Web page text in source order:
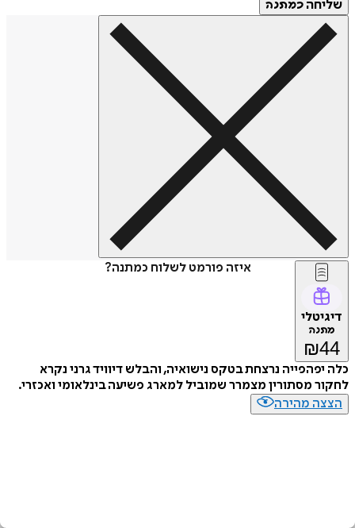
שליחה כמתנה
איזה פורמט לשלוח כמתנה?
דיגיטלי
מתנה
₪44
כלה יפהפייה נרצחת בטקס נישואיה, והבלש דיוויד גרני נקרא
לחקור מסתורין מצמרר שמוביל למארג פשיעה בינלאומי ואכזרי.
הצצה מהירה